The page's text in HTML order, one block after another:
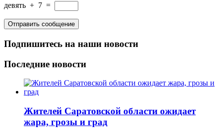
девять + 7 =
Подпишитесь на наши новости
Последние новости
Жителей Саратовской области ожидает
жара, грозы и град